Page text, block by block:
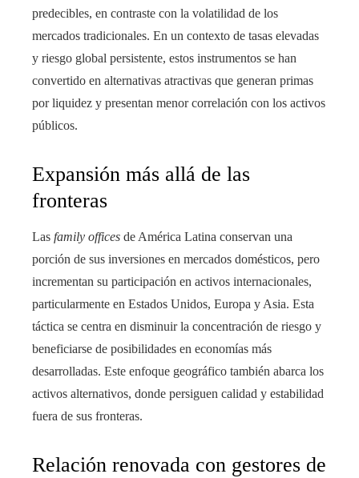
predecibles, en contraste con la volatilidad de los
mercados tradicionales. En un contexto de tasas elevadas
y riesgo global persistente, estos instrumentos se han
convertido en alternativas atractivas que generan primas
por liquidez y presentan menor correlación con los activos
públicos.
Expansión más allá de las
fronteras
Las family offices de América Latina conservan una
porción de sus inversiones en mercados domésticos, pero
incrementan su participación en activos internacionales,
particularmente en Estados Unidos, Europa y Asia. Esta
táctica se centra en disminuir la concentración de riesgo y
beneficiarse de posibilidades en economías más
desarrolladas. Este enfoque geográfico también abarca los
activos alternativos, donde persiguen calidad y estabilidad
fuera de sus fronteras.
Relación renovada con gestores de